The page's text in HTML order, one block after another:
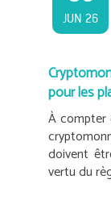
JUN 26
pour les
À compter
doivent
vertu du